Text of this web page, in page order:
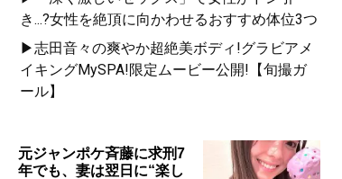
き...?女性を絶頂に向かわせるおすすめ体位3つ
▶志田音々の爽やか超絶美ボディ!グラビアメ
イキングMySPA!限定ムービー公開!【旬撮ガ
ール】
元ジャンポケ斉藤に求刑7
年でも、妻は翌日に“楽し